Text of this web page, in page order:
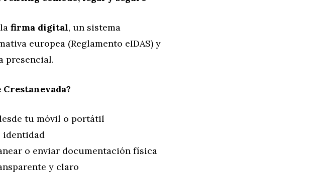
firma digital, un sistema
europea (Reglamento eIDAS) y
presencial.
tu móvil o portátil
identidad
o enviar documentación física
y claro